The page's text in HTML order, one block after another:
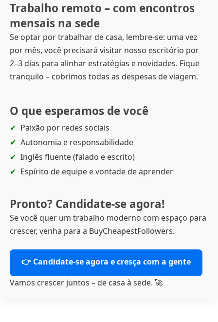
Trabalho remoto – com encontros
mensais na sede
Se optar por trabalhar de casa, lembre-se: uma vez
por mês, você precisará visitar nosso escritório por
2–3 dias para alinhar estratégias e novidades. Fique
tranquilo – cobrimos todas as despesas de viagem.
O que esperamos de você
Paixão por redes sociais
Autonomia e responsabilidade
Inglês fluente (falado e escrito)
Espírito de equipe e vontade de aprender
Pronto? Candidate-se agora!
Se você quer um trabalho moderno com espaço para
crescer, venha para a BuyCheapestFollowers.
👉 Candidate-se agora e cresça com a gente
Vamos crescer juntos – de casa à sede. 🚀